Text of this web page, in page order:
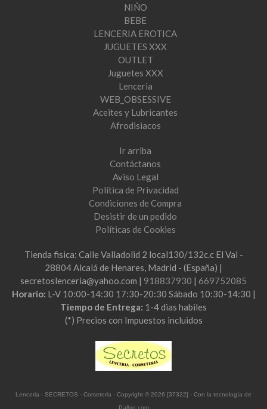
NIÑO
BEBE
LENCERIA EROTICA
JUGUETES XXX
OUTLET
Juguetes XXX
Lenceria
WEB_OBSESSIVE
Aceites y Lubricantes
Afrodisiacos
Ir arriba
Contáctanos
Aviso Legal
Política de Privacidad
Condiciones de Compra
Desistir de un pedido
Políticas de Cookies
Tienda fisica: Calle Valladolid 2 local130/132c.c El Val -
28804 Alcalá de Henares, Madrid - (España) |
secretoslenceria@yahoo.com | 918837930 | 669752085
Horario: L-V 10:00-14:30 17:30-20:30 Sábado 10:30-14:30 |
Tiempo de Entrega: 1-4 dias habiles
(*) Precios con Impuestos incluidos
Lenceria - SECRETOS - Corseteria - Copyright © 2026 [37322] - Con la tecnología de
Palbin.com